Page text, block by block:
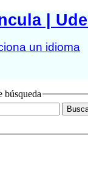
|
un idioma
búsqueda